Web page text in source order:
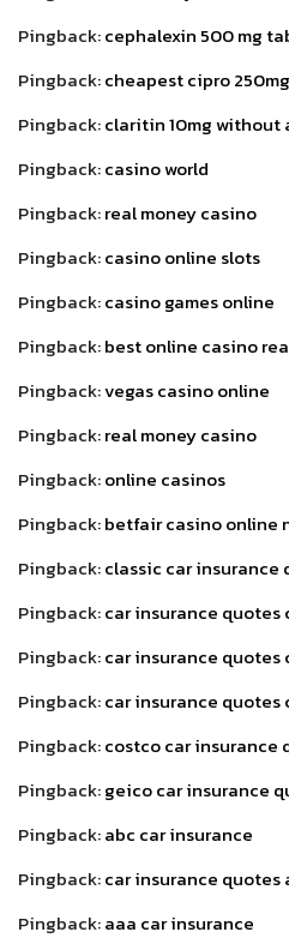
Pingback:cephalexin 500 mg
Pingback:cheapest cipro 250mg
Pingback:claritin 10mg without
Pingback:casino world
Pingback:real money casino
Pingback:casino online slots
Pingback:casino games online
Pingback:best online casino
Pingback:vegas casino online
Pingback:real money casino
Pingback:online casinos
Pingback:betfair casino online
Pingback:classic car insurance
Pingback:car insurance quotes
Pingback:car insurance quotes
Pingback:car insurance quotes
Pingback:costco car insurance
Pingback:geico car insurance
Pingback:abc car insurance
Pingback:car insurance quotes
Pingback:aaa car insurance